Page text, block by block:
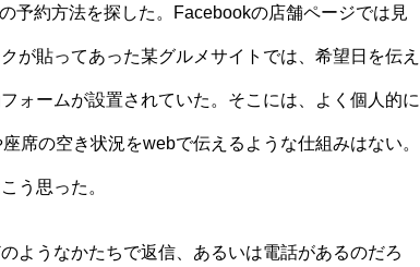
予約方法を探した。Facebookの店舗ページでは見
が貼ってあった某グルメサイトでは、希望日を伝え
ォームが設置されていた。そこには、よく個人的に
席の空き状況をwebで伝えるような仕組みはない。
う思った。
ようなかたちで返信、あるいは電話があるのだろ